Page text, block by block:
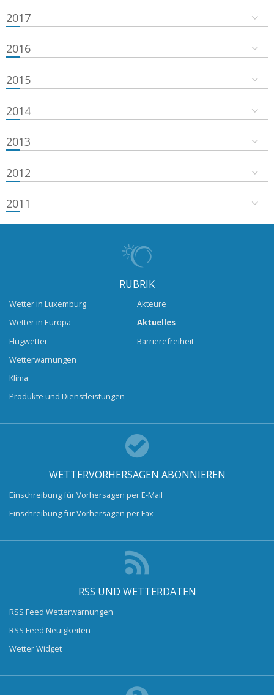
2017
2016
2015
2014
2013
2012
2011
RUBRIK
Wetter in Luxemburg
Wetter in Europa
Flugwetter
Wetterwarnungen
Klima
Produkte und Dienstleistungen
Akteure
Aktuelles
Barrierefreiheit
WETTERVORHERSAGEN ABONNIEREN
Einschreibung für Vorhersagen per E-Mail
Einschreibung für Vorhersagen per Fax
RSS UND WETTERDATEN
RSS Feed Wetterwarnungen
RSS Feed Neuigkeiten
Wetter Widget